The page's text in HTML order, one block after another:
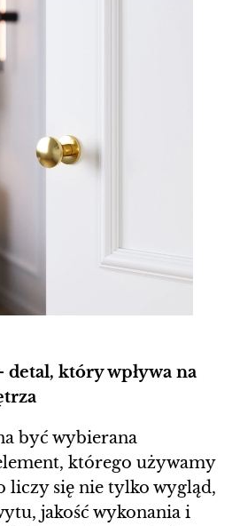
który wpływa na
być wybierana
którego używamy
liczy się nie tylko wygląd,
jakość wykonania i